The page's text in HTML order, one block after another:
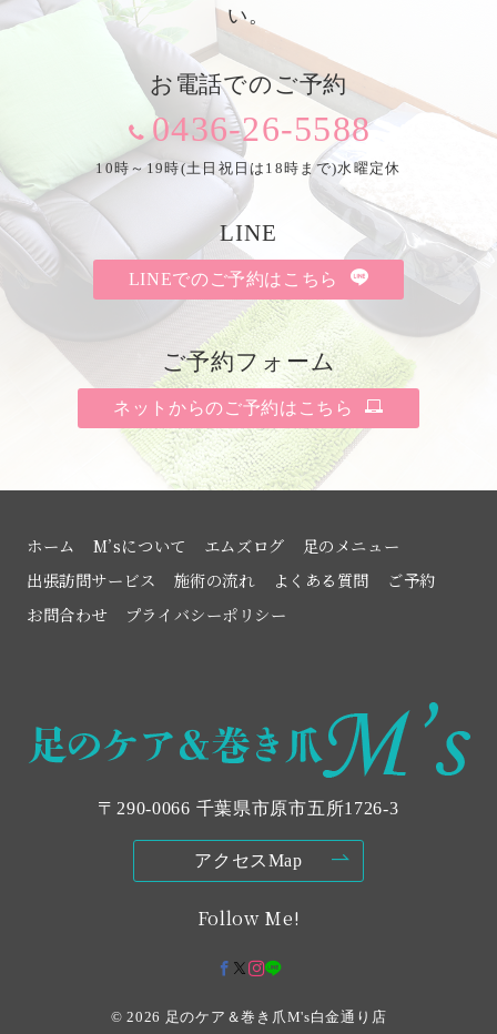
り
い。
お電話でのご予約
0436-26-5588
10時～19時(土日祝日は18時まで)水曜定休
LINE
LINEでのご予約はこちら
ご予約フォーム
ネットからのご予約はこちら
ホーム M’sについて エムズログ
足のメニュー
出張訪問サービス
施術の流れ よくある質問
ご予約
お問合わせ
プライバシーポリシー
〒290-0066 千葉県市原市五所1726‐3
アクセスMap
Follow Me!
© 2026 足のケア＆巻き爪M's白金通り店